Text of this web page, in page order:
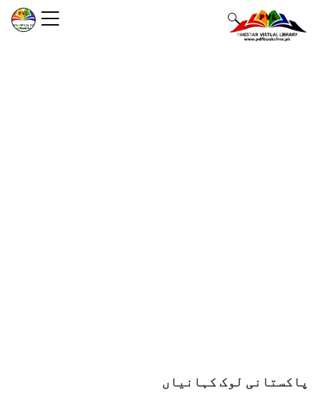
پاکستانی لوک کہانیاں